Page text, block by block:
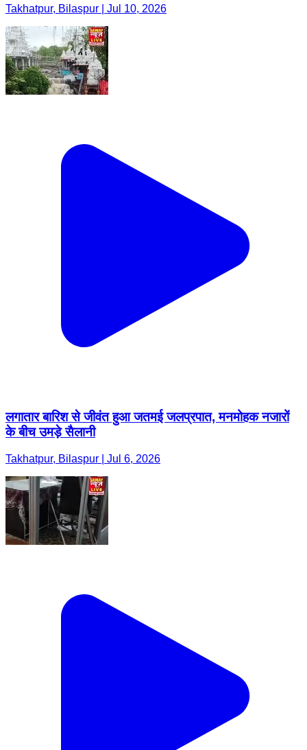
Takhatpur, Bilaspur | Jul 10, 2026
लगातार बारिश से जीवंत हुआ जतमई जलप्रपात, मनमोहक नजारों
के बीच उमड़े सैलानी
Takhatpur, Bilaspur | Jul 6, 2026